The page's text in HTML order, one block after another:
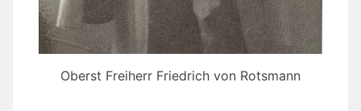
Oberst Freiherr Friedrich von Rotsmann